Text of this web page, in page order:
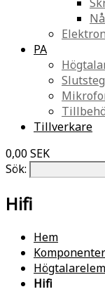
PA
Slutsteg
Tillverkare
0,00 SEK
Sök:
Hifi
Hem
Komponenter
Hifi